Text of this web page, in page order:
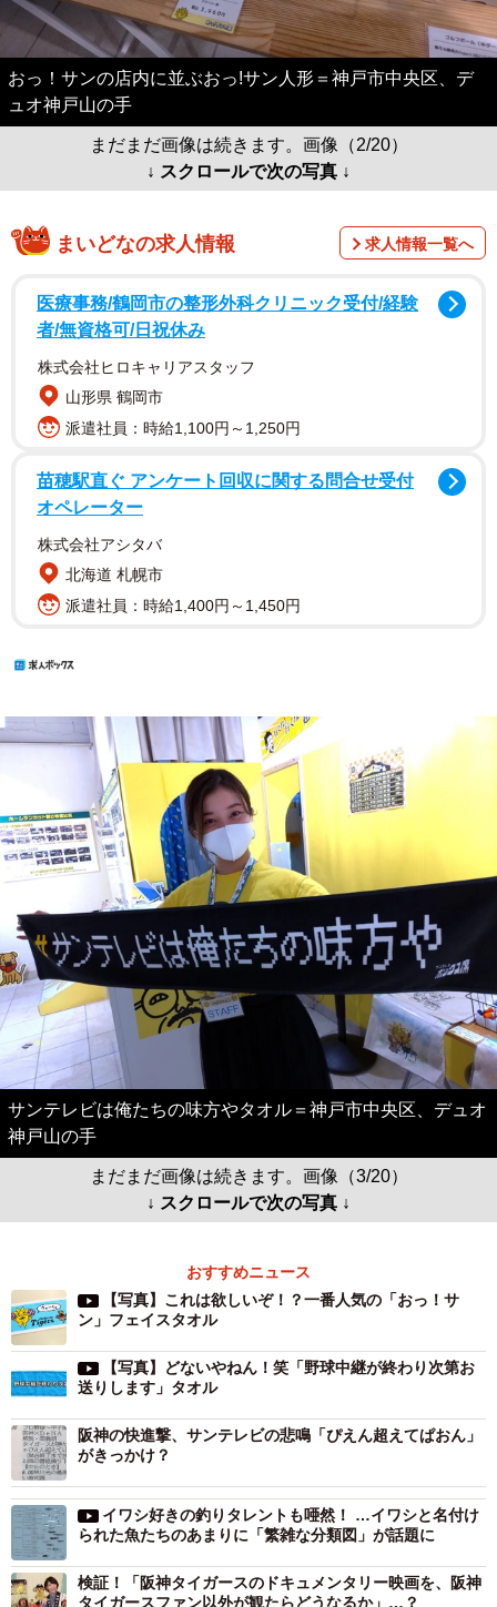
おっ！サンの店内に並ぶおっ!サン人形＝神戸市中央区、デ
ュオ神戸山の手
まだまだ画像は続きます。画像（2/20）
↓ スクロールで次の写真 ↓
まいどなの求人情報 求人情報一覧へ
医療事務/鶴岡市の整形外科クリニック受付/経験
者/無資格可/日祝休み
株式会社ヒロキャリアスタッフ
山形県 鶴岡市
派遣社員：時給1,100円～1,250円
苗穂駅直ぐ アンケート回収に関する問合せ受付
オペレーター
株式会社アシタバ
北海道 札幌市
派遣社員：時給1,400円～1,450円
サンテレビは俺たちの味方やタオル＝神戸市中央区、デュオ
神戸山の手
まだまだ画像は続きます。画像（3/20）
↓ スクロールで次の写真 ↓
おすすめニュース
【写真】これは欲しいぞ！？一番人気の「おっ！サ
ン」フェイスタオル
【写真】どないやねん！笑「野球中継が終わり次第お
送りします」タオル
阪神の快進撃、サンテレビの悲鳴「ぴえん超えてぱおん」
がきっかけ？
イワシ好きの釣りタレントも唖然！ …イワシと名付け
られた魚たちのあまりに「繁雑な分類図」が話題に
検証！「阪神タイガースのドキュメンタリー映画を、阪神
タイガースファン以外が観たらどうなるか」…？